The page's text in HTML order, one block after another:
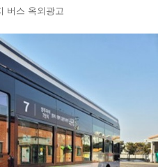
버스 옥외광고